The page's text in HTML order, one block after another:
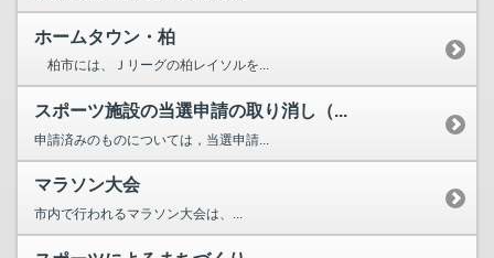
ホームタウン・柏
柏市には、Ｊリーグの柏レイソルを...
スポーツ施設の当選申請の取り消し（...
申請済みのものについては，当選申請...
マラソン大会
市内で行われるマラソン大会は、...